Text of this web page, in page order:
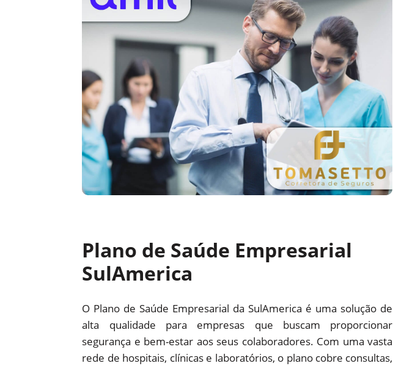
Plano de Saúde Empresarial
SulAmerica
O Plano de Saúde Empresarial da SulAmerica é uma solução de
alta qualidade para empresas que buscam proporcionar
segurança e bem-estar aos seus colaboradores. Com uma vasta
rede de hospitais, clínicas e laboratórios, o plano cobre consultas,